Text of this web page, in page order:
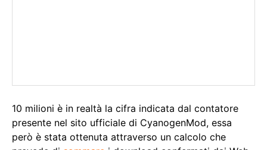
10 milioni è in realtà la cifra indicata dal contatore
presente nel sito ufficiale di CyanogenMod, essa
però è stata ottenuta attraverso un calcolo che